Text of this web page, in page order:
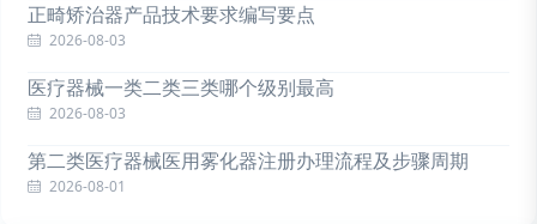
正畸矫治器产品技术要求编写要点
2026-08-03
医疗器械一类二类三类哪个级别最高
2026-08-03
第二类医疗器械医用雾化器注册办理流程及步骤周期
2026-08-01